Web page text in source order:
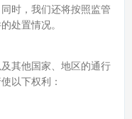
时，我们还将按照监管
处置情况。
其他国家、地区的通行
以下权利：